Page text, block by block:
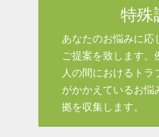
特殊
あなたのお悩みに応
ご提案を致します。
人の間におけるトラ
がかかえているお悩
拠を収集します。